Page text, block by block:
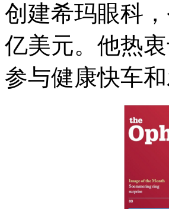
创建希玛眼科
亿美元。他热
参与健康快车